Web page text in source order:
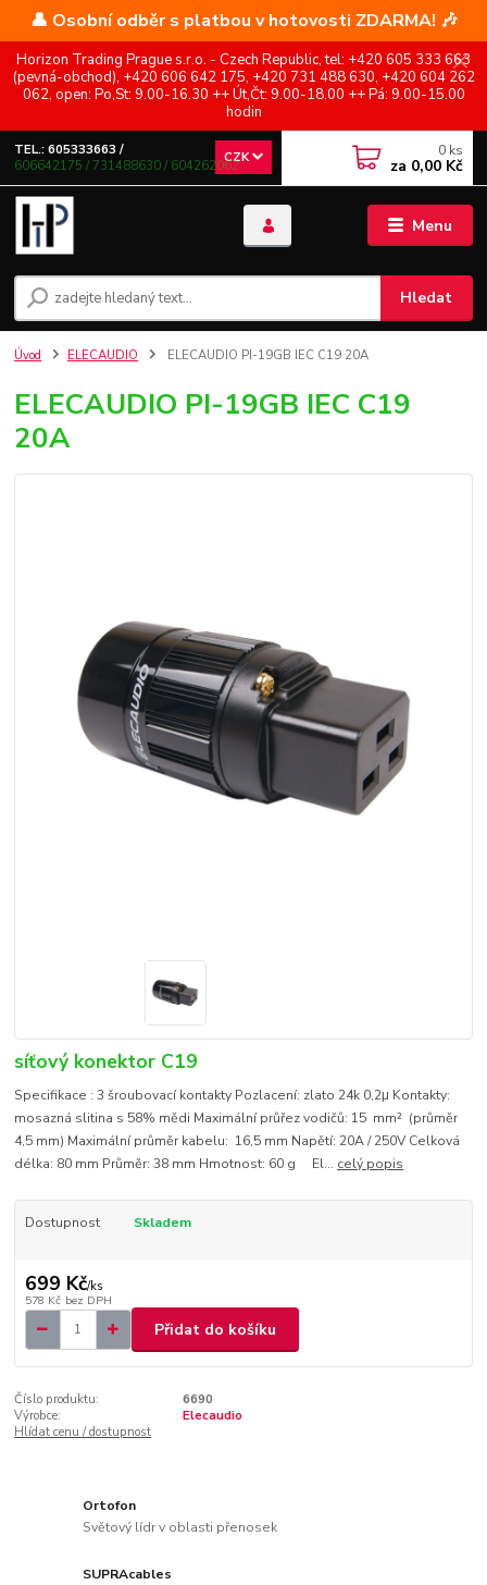
👤 Osobní odběr s platbou v hotovosti ZDARMA! 🎶
Horizon Trading Prague s.r.o. - Czech Republic, tel: +420 605 333 663
(pevná-obchod), +420 606 642 175, +420 731 488 630, +420 604 262
062, open: Po,St: 9.00-16.30 ++ Út,Čt: 9.00-18.00 ++ Pá: 9.00-15.00
hodin
Menu
CZK
Hledat
TEL.: 605333663 /
606642175 / 731488630 / 604262062
0 ks
za 0,00 Kč
Úvod ELECAUDIO ELECAUDIO PI-19GB IEC C19 20A
ELECAUDIO PI-19GB IEC C19
20A
síťový konektor C19
Specifikace : 3 šroubovací kontakty Pozlacení: zlato 24k 0,2μ Kontakty:
mosazná slitina s 58% mědi Maximální průřez vodičů: 15 mm² (průměr
4,5 mm) Maximální průměr kabelu: 16,5 mm Napětí: 20A / 250V Celková
délka: 80 mm Průměr: 38 mm Hmotnost: 60 g El... celý popis
Dostupnost Skladem
699 Kč/ks
578 Kč bez DPH
Přidat do košíku
Číslo produktu:
6690
Výrobce:
Elecaudio
Hlídat cenu / dostupnost
Ortofon
Světový lídr v oblasti přenosek
SUPRAcables